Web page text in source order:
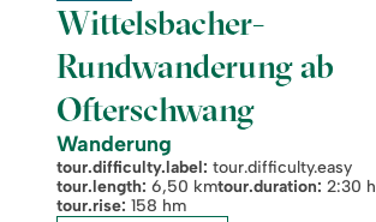
Wittelsbacher-
Rundwanderung ab
Ofterschwang
Wanderung
tour.difficulty.label: tour.difficulty.easy
tour.length: 6,50 kmtour.duration: 2:30 h
tour.rise: 158 hm